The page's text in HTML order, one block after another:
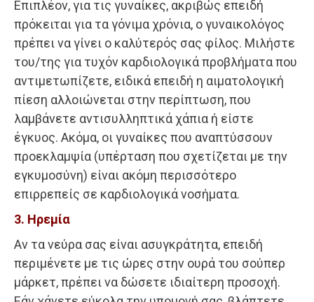
Επιπλέον, για τις γυναίκες, ακριβώς επειδή
πρόκειται για τα γόνιμα χρόνια, ο γυναικολόγος
πρέπει να γίνει ο καλύτερός σας φίλος. Μιλήστε
του/της για τυχόν καρδιολογικά προβλήματα που
αντιμετωπίζετε, ειδικά επειδή η αιματολογική
πίεση αλλοιώνεται στην περίπτωση, που
λαμβάνετε αντισυλληπτικά χάπια ή είστε
έγκυος. Ακόμα, οι γυναίκες που αναπτύσσουν
προεκλαμψία (υπέρταση που σχετίζεται με την
εγκυμοσύνη) είναι ακόμη περισσότερο
επιρρεπείς σε καρδιολογικά νοσήματα.
3. Ηρεμία
Αν τα νεύρα σας είναι ασυγκράτητα, επειδή
περιμένετε με τις ώρες στην ουρά του σούπερ
μάρκετ, πρέπει να δώσετε ιδιαίτερη προσοχή.